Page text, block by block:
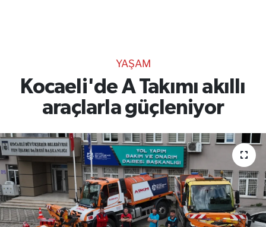
YAŞAM
Kocaeli'de A Takımı akıllı
araçlarla güçleniyor
RESMİ İLANLAR
Gencsesfm Canlı Dinle